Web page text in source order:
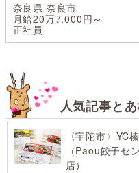
奈良県 奈良市
月給20万7,000円～
正社員
人気記事と
〈宇陀市〉YC
（Paou餃子セ
店）